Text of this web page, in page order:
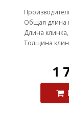
Общая длина
Длина
Толщина
1